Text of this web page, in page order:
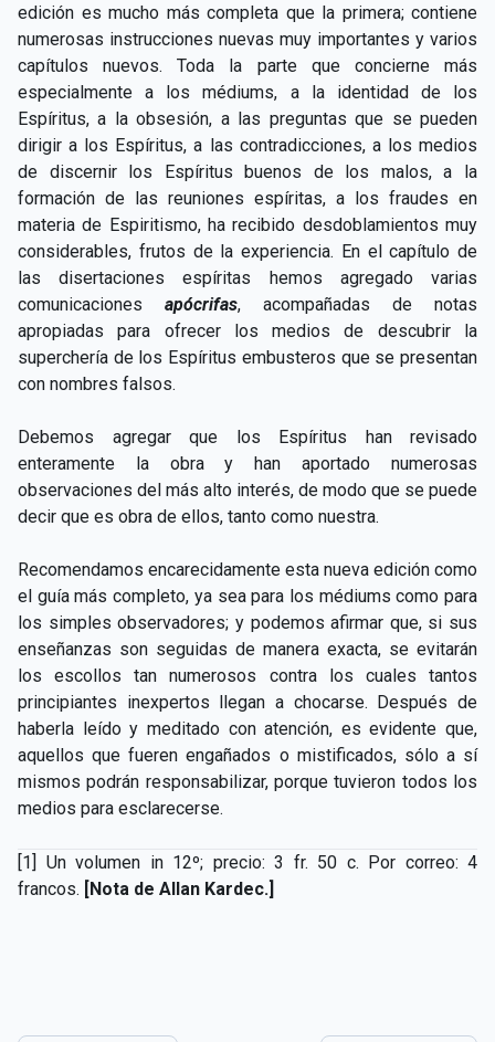
edición es mucho más completa que la primera; contiene
numerosas instrucciones nuevas muy importantes y varios
capítulos nuevos. Toda la parte que concierne más
especialmente a los médiums, a la identidad de los
Espíritus, a la obsesión, a las preguntas que se pueden
dirigir a los Espíritus, a las contradicciones, a los medios
de discernir los Espíritus buenos de los malos, a la
formación de las reuniones espíritas, a los fraudes en
materia de Espiritismo, ha recibido desdoblamientos muy
considerables, frutos de la experiencia. En el capítulo de
las disertaciones espíritas hemos agregado varias
comunicaciones apócrifas, acompañadas de notas
apropiadas para ofrecer los medios de descubrir la
superchería de los Espíritus embusteros que se presentan
con nombres falsos.
Debemos agregar que los Espíritus han revisado
enteramente la obra y han aportado numerosas
observaciones del más alto interés, de modo que se puede
decir que es obra de ellos, tanto como nuestra.
Recomendamos encarecidamente esta nueva edición como
el guía más completo, ya sea para los médiums como para
los simples observadores; y podemos afirmar que, si sus
enseñanzas son seguidas de manera exacta, se evitarán
los escollos tan numerosos contra los cuales tantos
principiantes inexpertos llegan a chocarse. Después de
haberla leído y meditado con atención, es evidente que,
aquellos que fueren engañados o mistificados, sólo a sí
mismos podrán responsabilizar, porque tuvieron todos los
medios para esclarecerse.
[1] Un volumen in 12º; precio: 3 fr. 50 c. Por correo: 4
francos. [Nota de Allan Kardec.]